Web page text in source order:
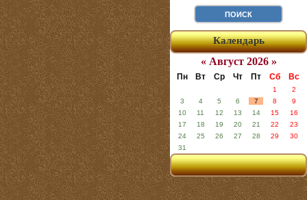
Календарь
« Август 2026 »
Пн Вт Ср Чт Пт Сб Вс
1
2
3
4 5 6 7 8
9
10
11 12 13 14 15
16
17
18 19 20 21 22
23
24
25 26 27 28 29
30
31